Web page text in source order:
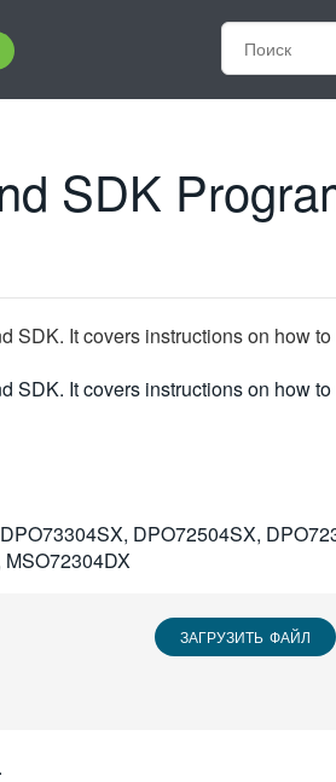
SDK
It covers instructions on how
It covers instructions on how
DPO72504SX,
ЗАГРУЗИТЬ ФАЙЛ
.